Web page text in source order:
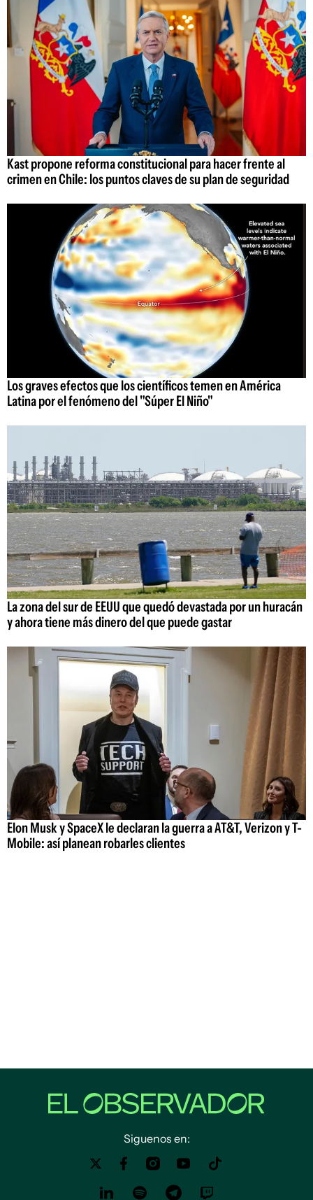
Kast propone reforma constitucional para hacer frente al
crimen en Chile: los puntos claves de su plan de seguridad
Los graves efectos que los científicos temen en América
Latina por el fenómeno del "Súper El Niño"
La zona del sur de EEUU que quedó devastada por un huracán
y ahora tiene más dinero del que puede gastar
Elon Musk y SpaceX le declaran la guerra a AT&T, Verizon y T-
Mobile: así planean robarles clientes
Siguenos en: